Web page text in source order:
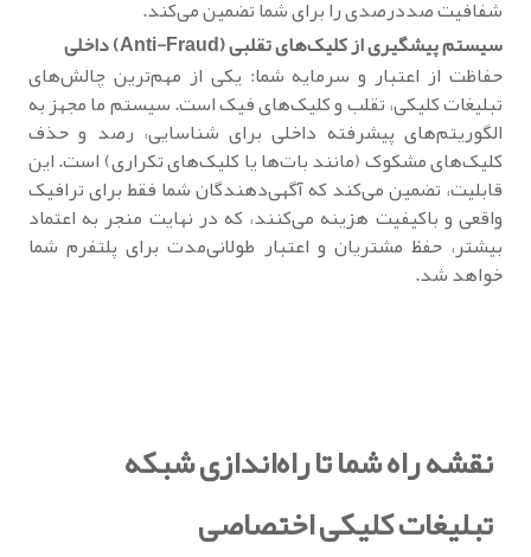
شفافیت صددرصدی را برای شما تضمین می‌کند.
سیستم پیشگیری از کلیک‌های تقلبی (Anti-Fraud) داخلی
حفاظت از اعتبار و سرمایه شما: یکی از مهم‌ترین چالش‌های
تبلیغات کلیکی، تقلب و کلیک‌های فیک است. سیستم ما مجهز به
الگوریتم‌های پیشرفته داخلی برای شناسایی، رصد و حذف
کلیک‌های مشکوک (مانند بات‌ها یا کلیک‌های تکراری) است. این
قابلیت، تضمین می‌کند که آگهی‌دهندگان شما فقط برای ترافیک
واقعی و باکیفیت هزینه می‌کنند، که در نهایت منجر به اعتماد
بیشتر، حفظ مشتریان و اعتبار طولانی‌مدت برای پلتفرم شما
خواهد شد.
نقشه راه شما تا راه‌اندازی شبکه
تبلیغات کلیکی اختصاصی